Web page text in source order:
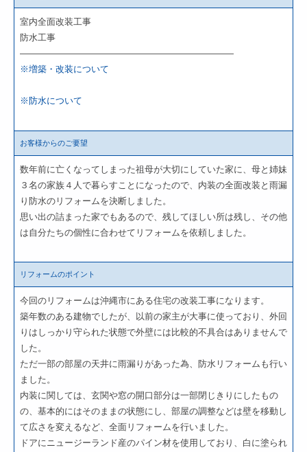
室内全面改装工事
防水工事
————————————————————————
※増築・改装について
※防水について
お客様からのご要望
数年前に亡くなってしまった祖母が大切にしていた家に、母と姉妹
３名の家族４人で暮らすことになったので、内装の全面改装と雨漏
り防水のリフォームを決断しました。
思い出の詰まった家でもあるので、残してほしい所は残し、その他
は自分たちの個性に合わせてリフォームを依頼しました。
リフォームのポイント
今回のリフォームは沖縄市にある住宅の改装工事になります。
築年数のある建物でしたが、以前の家主が大事に使っており、外回
りはしっかり守られた状態で外壁には比較的不具合はありませんで
した。
ただ一部の部屋の天井に雨漏りがあった為、防水リフォームも行い
ました。
内装に関しては、玄関や窓の開口部分は一部閉じきりにしたもの
の、基本的にはそのままの状態にし、部屋の調整などは壁を移動し
て広さを変えるなど、全面リフォームを行いました。
ドアにニュージーランド産のパイン材を使用しており、白に塗られ